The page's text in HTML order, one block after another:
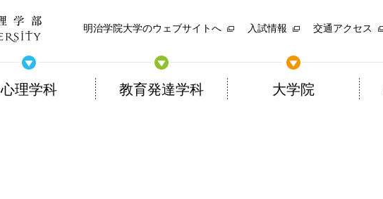
心理学科 教育発達学科 大学院
明治学院大学のウェブサイトへ 入試情報 交通アクセス